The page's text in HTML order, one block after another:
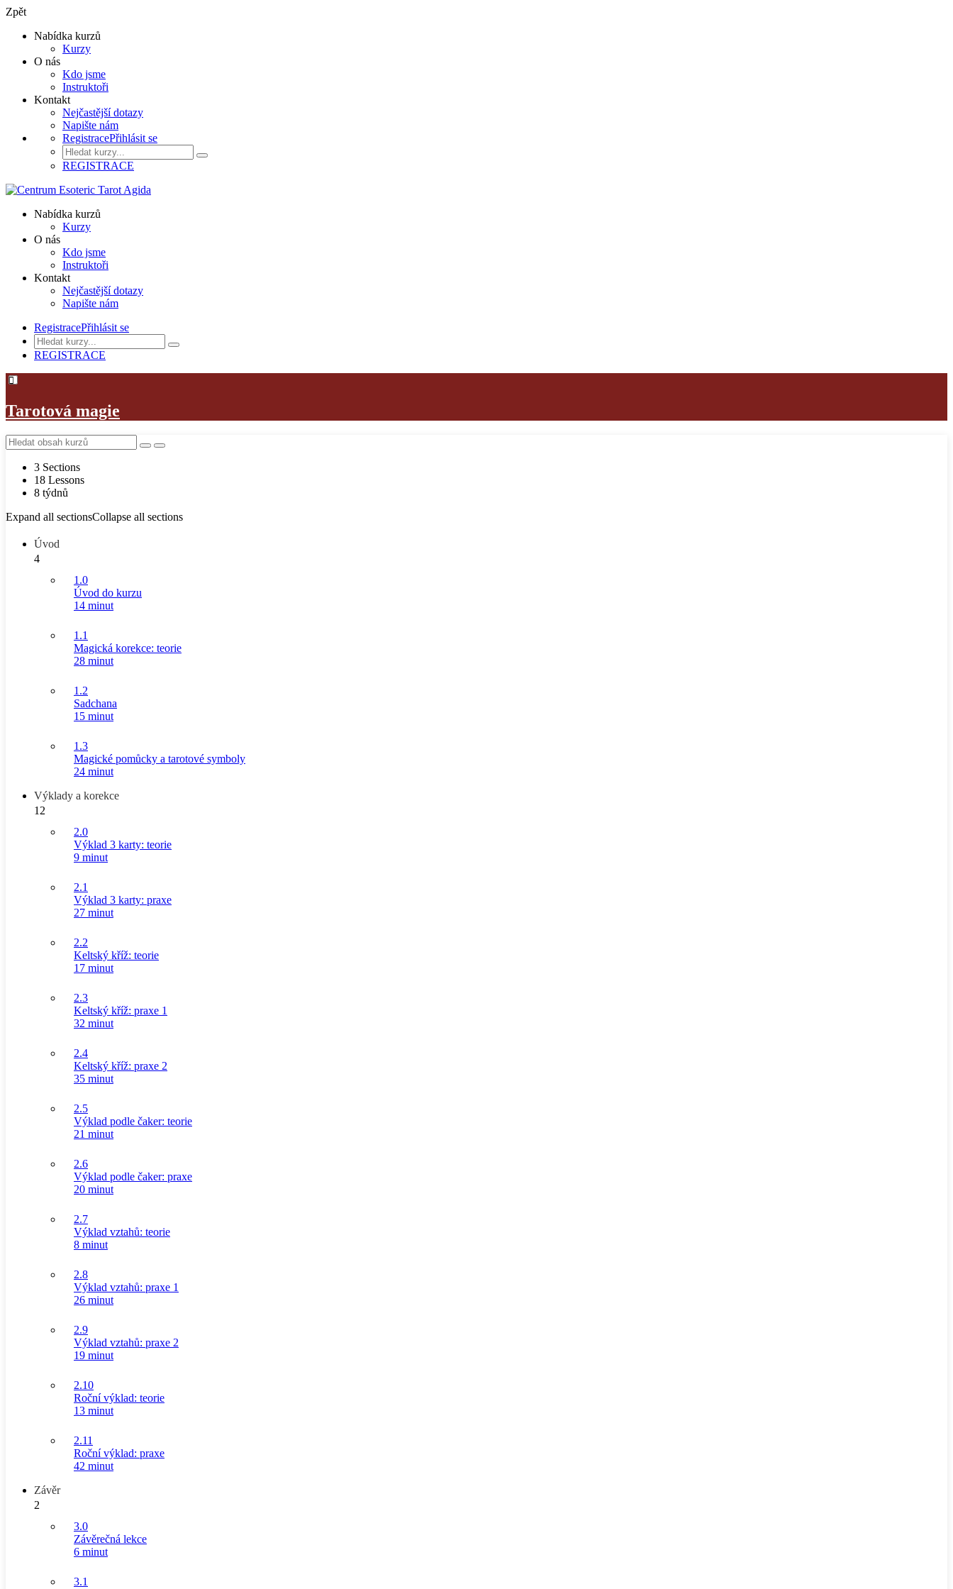
Zpět
Nabídka kurzů
Kurzy
O nás
Kdo jsme
Instruktoři
Kontakt
Nejčastější dotazy
Napište nám
RegistracePřihlásit se
REGISTRACE
Nabídka kurzů
Kurzy
O nás
Kdo jsme
Instruktoři
Kontakt
Nejčastější dotazy
Napište nám
RegistracePřihlásit se
REGISTRACE
Tarotová magie
3 Sections
18 Lessons
8 týdnů
Expand all sectionsCollapse all sections
Úvod
4
1.0
Úvod do kurzu
14 minut
1.1
Magická korekce: teorie
28 minut
1.2
Sadchana
15 minut
1.3
Magické pomůcky a tarotové symboly
24 minut
Výklady a korekce
12
2.0
Výklad 3 karty: teorie
9 minut
2.1
Výklad 3 karty: praxe
27 minut
2.2
Keltský kříž: teorie
17 minut
2.3
Keltský kříž: praxe 1
32 minut
2.4
Keltský kříž: praxe 2
35 minut
2.5
Výklad podle čaker: teorie
21 minut
2.6
Výklad podle čaker: praxe
20 minut
2.7
Výklad vztahů: teorie
8 minut
2.8
Výklad vztahů: praxe 1
26 minut
2.9
Výklad vztahů: praxe 2
19 minut
2.10
Roční výklad: teorie
13 minut
2.11
Roční výklad: praxe
42 minut
Závěr
2
3.0
Závěrečná lekce
6 minut
3.1